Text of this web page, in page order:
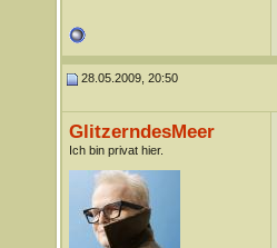
28.05.2009, 20:50
GlitzerndesMeer
Ich bin privat hier.